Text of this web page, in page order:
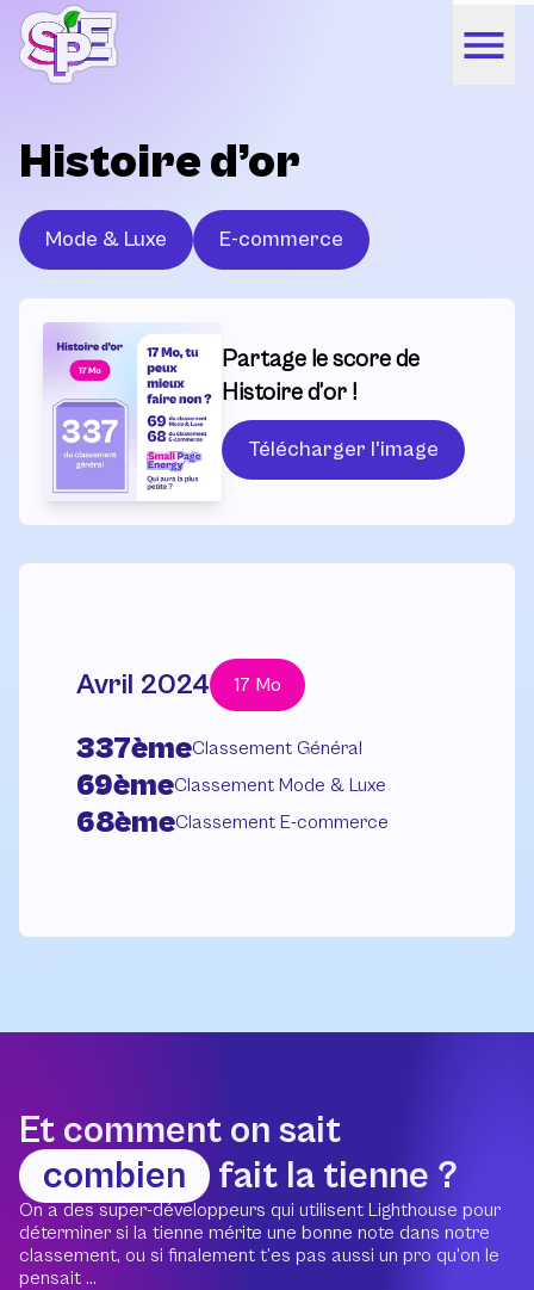
Histoire d’or
Mode & Luxe E-commerce
Partage le score de
Histoire d’or !
Télécharger l'image
Avril 2024 17 Mo
337èmeClassement Général
69èmeClassement Mode & Luxe
68èmeClassement E-commerce
Et comment on sait
combien
fait la tienne ?
On a des super-développeurs qui utilisent Lighthouse pour
déterminer si la tienne mérite une bonne note dans notre
classement, ou si finalement t’es pas aussi un pro qu’on le
pensait ...